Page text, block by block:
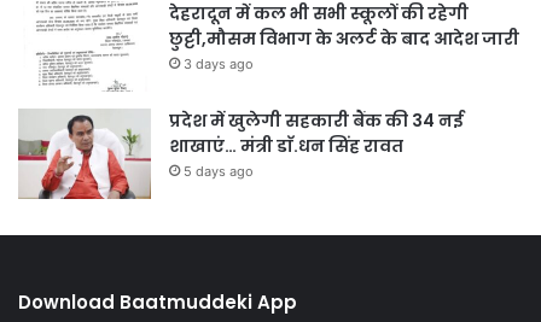
देहरादून में कल भी सभी स्कूलों की रहेगी
छुट्टी,मौसम विभाग के अलर्ट के बाद आदेश जारी
3 days ago
प्रदेश में खुलेगी सहकारी बैंक की 34 नई
शाखाएं… मंत्री डाॅ.धन सिंह रावत
5 days ago
Download Baatmuddeki App